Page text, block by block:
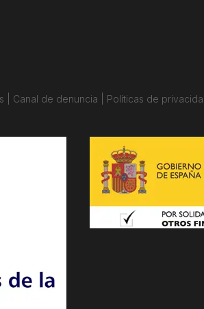
| Canal de denuncia | Políticas de